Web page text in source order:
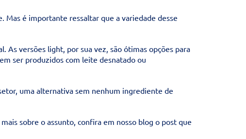
Mas é importante ressaltar que a variedade desse
As versões light, por sua vez, são ótimas opções para
ser produzidos com leite desnatado ou
uma alternativa sem nenhum ingrediente de
sobre o assunto, confira em nosso blog o post que